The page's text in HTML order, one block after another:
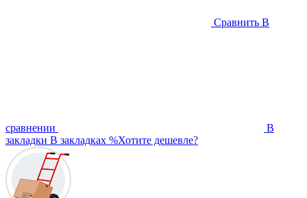
Сравнить В
сравнении
В
закладки В закладках %Хотите дешевле?